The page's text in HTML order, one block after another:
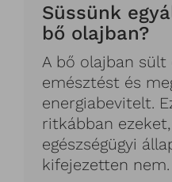
Süssünk
bő olajban?
A bő olajban
emésztést és
energiabevitelt.
ritkábban
egészségügyi
kifejezetten nem.